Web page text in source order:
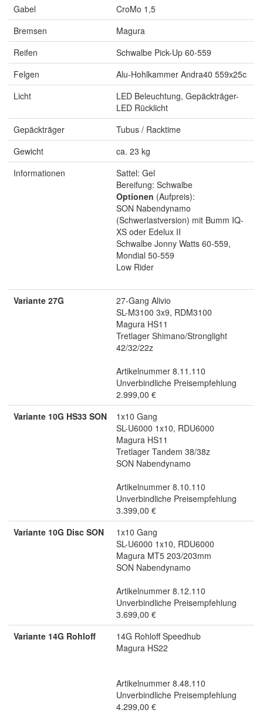
Gabel
CroMo 1,5
Bremsen
Magura
Reifen
Schwalbe Pick-Up 60-559
Felgen
Alu-Hohlkammer Andra40 559x25c
Licht
LED Beleuchtung, Gepäckträger-
LED Rücklicht
Gepäckträger
Tubus / Racktime
Gewicht
ca. 23 kg
Informationen
Sattel: Gel
Bereifung: Schwalbe
Optionen (Aufpreis):
SON Nabendynamo
(Schwerlastversion) mit Bumm IQ-
XS oder Edelux II
Schwalbe Jonny Watts 60-559,
Mondial 50-559
Low Rider
Variante 27G
27-Gang Alivio
SL-M3100 3x9, RDM3100
Magura HS11
Tretlager Shimano/Stronglight
42/32/22z
Artikelnummer 8.11.110
Unverbindliche Preisempfehlung
2.999,00 €
Variante 10G HS33 SON
1x10 Gang
SL-U6000 1x10, RDU6000
Magura HS11
Tretlager Tandem 38/38z
SON Nabendynamo
Artikelnummer 8.10.110
Unverbindliche Preisempfehlung
3.399,00 €
Variante 10G Disc SON
1x10 Gang
SL-U6000 1x10, RDU6000
Magura MT5 203/203mm
SON Nabendynamo
Artikelnummer 8.12.110
Unverbindliche Preisempfehlung
3.699,00 €
Variante 14G Rohloff
14G Rohloff Speedhub
Magura HS22
Artikelnummer 8.48.110
Unverbindliche Preisempfehlung
4.299,00 €